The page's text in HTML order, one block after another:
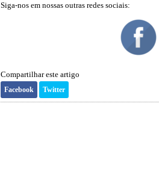
Siga-nos em nossas outras redes sociais:
Compartilhar este artigo
Facebook Twitter